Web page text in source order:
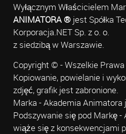
Wyłącznym Właścicielem
ANIMATORA ®jest Spółka
Korporacja.NET Sp. z o. o.
z siedzibą w Warszawie.
Copyright © - Wszelkie
Kopiowanie, powielanie i
zdjęć, grafik jest zabronione.
Marka - Akademia
Podszywanie się pod Markę
wiąże się z konsekwencjami